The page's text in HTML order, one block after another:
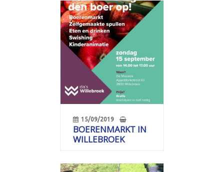
15/09/2019
BOERENMARKT IN
WILLEBROEK